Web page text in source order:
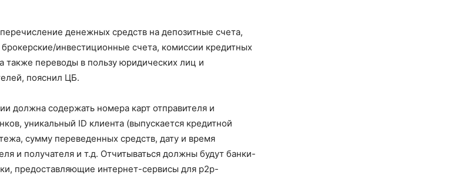
денежных средств на депозитные счета,
инвестиционные счета, комиссии кредитных
также переводы в пользу юридических лиц и
пояснил ЦБ.
должна содержать номера карт отправителя и
уникальный ID клиента (выпускается кредитной
сумму переведенных средств, дату и время
и получателя и т.д. Отчитываться должны будут банки-
предоставляющие интернет-сервисы для p2p-